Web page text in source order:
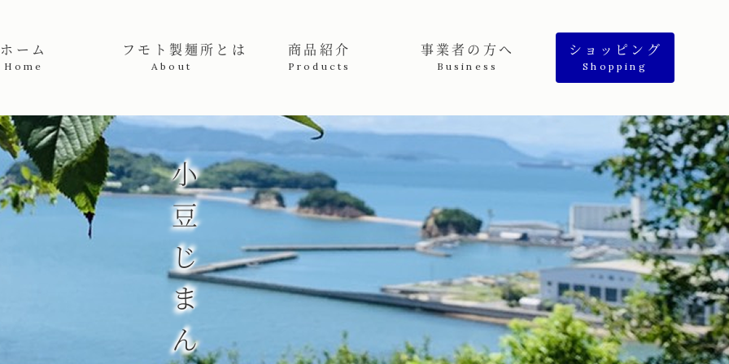
高級手延素麺販売者 | フモト製麺所
ホーム
Home
フモト製麺所とは
About
商品紹介
Products
事業者の方へ
Business
ショッピング
Shopping
小豆じまん